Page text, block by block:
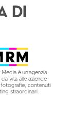
di
Media è un'agenzia
vita alle aziende
contenuti
straordinari.